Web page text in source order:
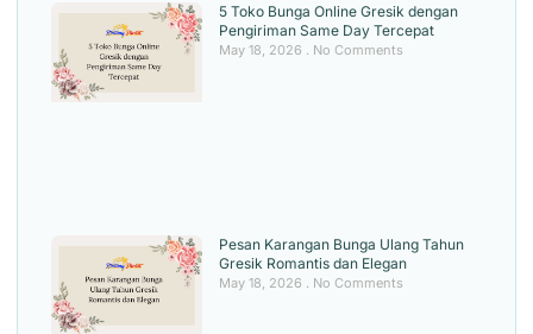
5 Toko Bunga Online Gresik dengan
Pengiriman Same Day Tercepat
May 18, 2026 No Comments
Pesan Karangan Bunga Ulang Tahun
Gresik Romantis dan Elegan
May 18, 2026 No Comments